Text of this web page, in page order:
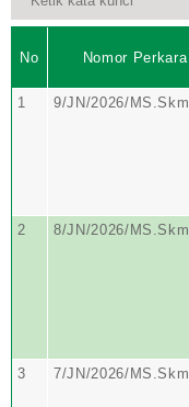
No Nomor Perkara
1 9/JN/2026/MS.Skm
2
8/JN/2026/MS.Skm
3
7/JN/2026/MS.Skm